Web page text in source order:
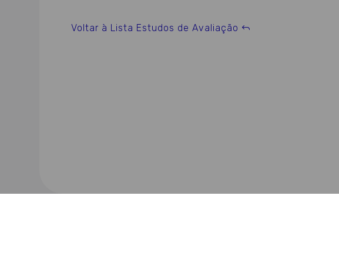
Voltar à Lista Estudos de Avaliação